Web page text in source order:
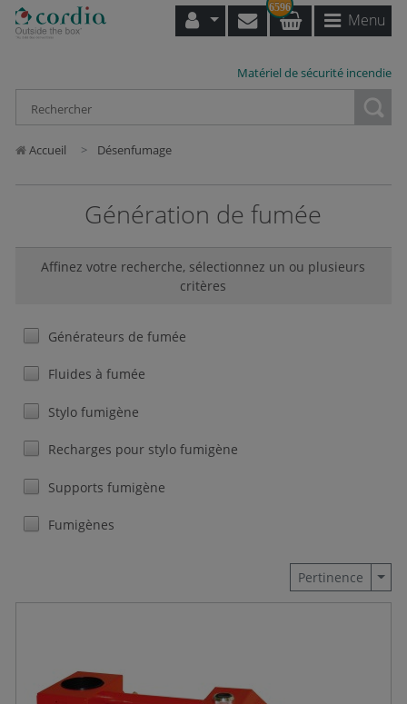
6596
Menu
Matériel de sécurité incendie
Accueil Désenfumage
Génération de fumée
Affinez votre recherche, sélectionnez un ou plusieurs
critères
Générateurs de fumée
Fluides à fumée
Stylo fumigène
Recharges pour stylo fumigène
Supports fumigène
Fumigènes
Pertinence